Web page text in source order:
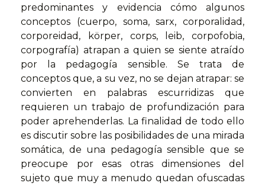
predominantes y evidencia cómo algunos
conceptos (cuerpo, soma, sarx, corporalidad,
corporeidad, körper, corps, leib, corpofobia,
corpografía) atrapan a quien se siente atraído
por la pedagogía sensible. Se trata de
conceptos que, a su vez, no se dejan atrapar: se
convierten en palabras escurridizas que
requieren un trabajo de profundización para
poder aprehenderlas. La finalidad de todo ello
es discutir so­bre las posibilidades de una mirada
somática, de una pedago­gía sensible que se
preocupe por esas otras dimensiones del
sujeto que muy a menudo quedan ofuscadas